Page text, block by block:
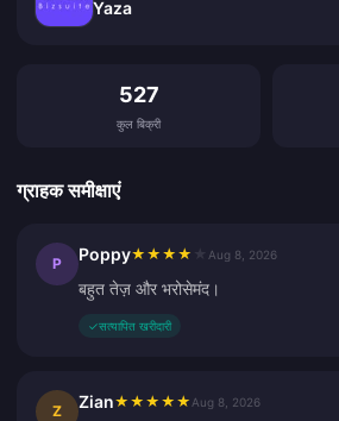
Yaza
527
कुल बिक्री
ग्राहक समीक्षाएं
P Poppy★ ★ ★ ★ Aug 8, 2026
बहुत तेज़ और भरोसेमंद।
✓सत्यापित खरीदारी
Z Zian★ ★ ★ ★ ★ Aug 8, 2026